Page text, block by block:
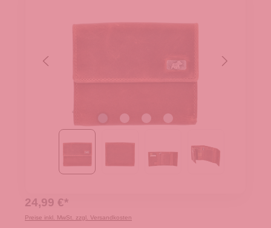
24,99 €*
Preise inkl. MwSt. zzgl. Versandkosten